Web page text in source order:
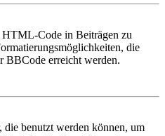
Code in Beiträgen zu
die
BBCode erreicht werden.
benutzt werden können, um